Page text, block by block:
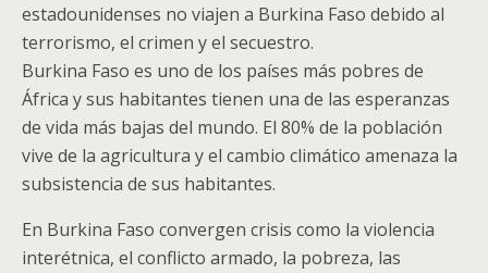
estadounidenses no viajen a Burkina Faso debido al
terrorismo, el crimen y el secuestro.
Burkina Faso es uno de los países más pobres de
África y sus habitantes tienen una de las esperanzas
de vida más bajas del mundo. El 80% de la población
vive de la agricultura y el cambio climático amenaza la
subsistencia de sus habitantes.
En Burkina Faso convergen crisis como la violencia
interétnica, el conflicto armado, la pobreza, las